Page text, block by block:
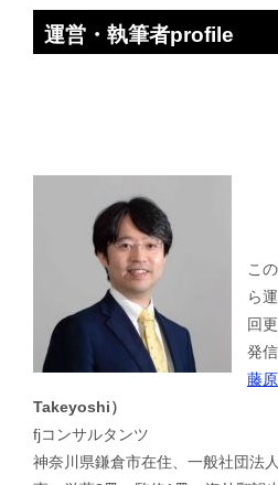
運営・執筆者profile
こ
ら
回
発
藤
Takeyoshi）
fjコンサルタンツ
神奈川県鎌倉市在住、一般社団法